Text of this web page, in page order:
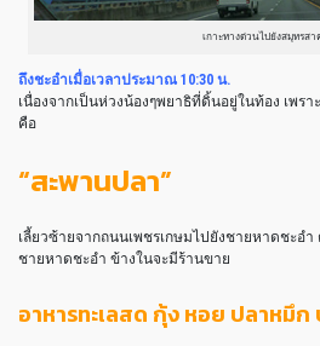
เกาะทางด่วนไปยังสมุทรสา
ถึงชะอำเมื่อเวลาประมาณ 10:30 น.
เนื่องจากเป็นห่วงน้องๆพยาธิที่ดิ้นอยู่ในท้อง เพร
คือ
“สะพานปลา”
เลี้ยวซ้ายจากถนนเพชรเกษมไปยังชายหาดชะอ
ชายหาดชะอำ ข้างในจะมีร้านขาย
อาหารทะเลสด กุ้ง หอย ปลาหมึก